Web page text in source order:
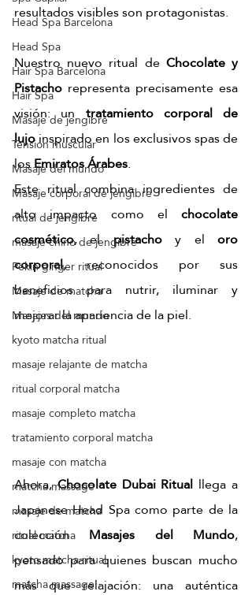
Head Spa Barcelona
Head Spa
Hair Spa Barcelona
Hair Spa
Masaje de jengibre
Tensión muscular
Masaje del mundo
Masaje corporal de jengibre
ritual de jengibre
masaje chino de jengibre
Pekín ginger ritual
Masaje de matcha
Masajes del mundo
kyoto matcha ritual
masaje relajante de matcha
ritual corporal matcha
masaje completo matcha
tratamiento corporal matcha
masaje con matcha
matcha massage
masaje de matcha
ritual matcha
kyoto matcha ritual
matcha massage
resultados visibles son protagonistas.
Nuestro nuevo ritual de Chocolate y
Pistacho representa precisamente esa
visión: un tratamiento corporal de
lujo inspirado en los exclusivos spas de
los Emiratos Árabes.
Este ritual combina ingredientes de
alto impacto como el chocolate
cosmético, el pistacho y el oro
corporal, reconocidos por sus
beneficios para nutrir, iluminar y
mejorar la apariencia de la piel.
Ahora, Chocolate Dubai Ritual llega a
Japanese Head Spa como parte de la
colección Masajes del Mundo,
pensado para quienes buscan mucho